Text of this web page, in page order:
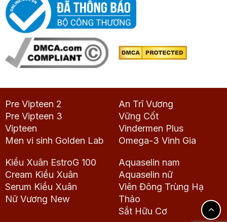
Pre Vipteen 2
Pre Vipteen 3
Vipteen
Men vi sinh Golden Lab
An Trĩ Vương
Vững Cốt
Vindermen Plus
Omega-3 Vinh Gia
Kiều Xuân EstroG 100
Cream Kiều Xuân
Serum Kiều Xuân
Nữ Vương New
Aquaselin nam
Aquaselin nữ
Viên Đông Trùng Hạ
Thảo
Sắt Hữu Cơ